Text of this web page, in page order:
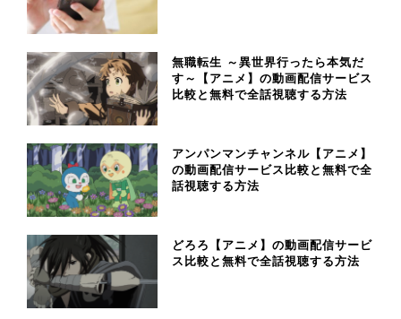
無職転生 ～異世界行ったら本気だ
す～【アニメ】の動画配信サービス
比較と無料で全話視聴する方法
アンパンマンチャンネル【アニメ】
の動画配信サービス比較と無料で全
話視聴する方法
どろろ【アニメ】の動画配信サービ
ス比較と無料で全話視聴する方法